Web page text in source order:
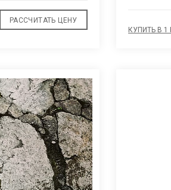
РАССЧИТАТЬ ЦЕНУ
КУПИТЬ В 1